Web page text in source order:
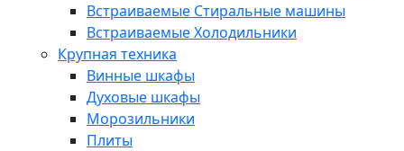
Встраиваемые Стиральные машины
Встраиваемые Холодильники
Крупная техника
Винные шкафы
Духовые шкафы
Морозильники
Плиты